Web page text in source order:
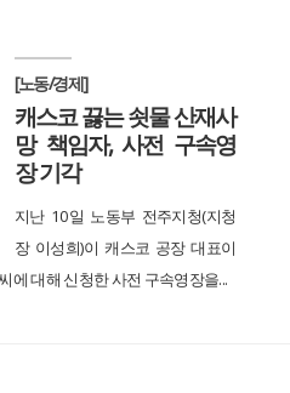
[노동/경제]
캐스코 끓는 쇳물 산재사
망 책임자, 사전 구속영
장 기각
지난 10일 노동부 전주지청(지청
장 이성희)이 캐스코 공장 대표이
에 대해 신청한 사전 구속영장을...